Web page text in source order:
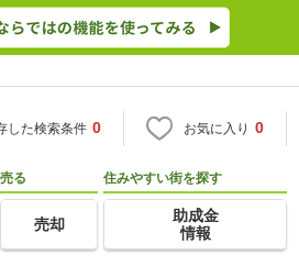
した検索条件 0 お気に入り 0
売る
売却
住みやすい街を探す
助成金
情報